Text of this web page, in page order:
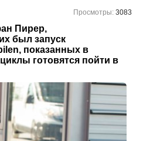
Просмотры: 3083
был запуск
показанных в
готовятся пойти в